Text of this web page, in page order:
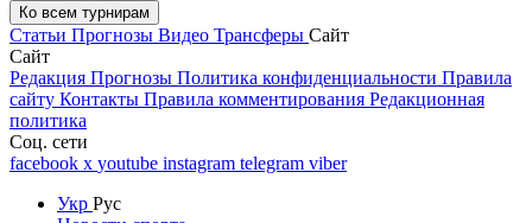
Ко всем турнирам
Статьи Прогнозы Видео Трансферы Сайт
Сайт
Редакция Прогнозы Политика конфиденциальности Правила
сайту Контакты Правила комментирования Редакционная
политика
Соц. сети
facebook x youtube instagram telegram viber
Укр Рус